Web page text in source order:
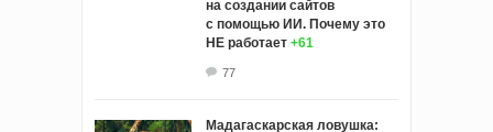
на создании сайтов
с помощью ИИ. Почему это
НЕ работает +61
77
Мадагаскарская ловушка: